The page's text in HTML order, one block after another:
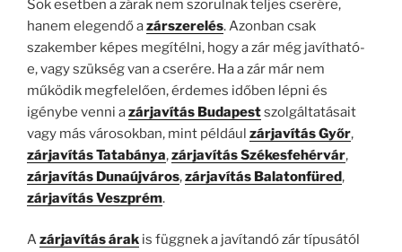
Sok esetben a zárak nem szorulnak teljes cserére,
hanem elegendő azárszerelés. Azonban csak
szakember képes megítélni, hogy a zár még javítható-
e, vagy szükség van a cserére. Ha a zár már nem
működik megfelelően, érdemes időben lépni és
igénybe venni azárjavítás Budapestszolgáltatásait
vagy más városokban, mint például zárjavítás Győr,
zárjavítás Tatabánya,zárjavítás Székesfehérvár,
zárjavítás Dunaújváros,zárjavítás Balatonfüred,
zárjavítás Veszprém.
Azárjavítás árak is függnek a javítandó zár típusától